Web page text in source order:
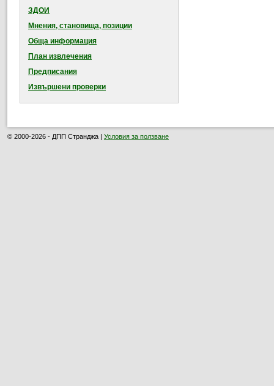
ЗДОИ
Мнения, становища, позиции
Обща информация
План извлечения
Предписания
Извършени проверки
© 2000-2026 - ДПП Странджа | Условия за ползване